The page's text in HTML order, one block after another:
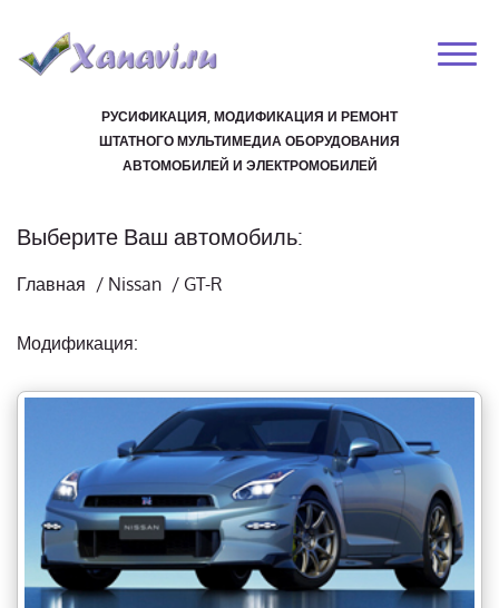
РУСИФИКАЦИЯ, МОДИФИКАЦИЯ И РЕМОНТ
ШТАТНОГО МУЛЬТИМЕДИА ОБОРУДОВАНИЯ
АВТОМОБИЛЕЙ И ЭЛЕКТРОМОБИЛЕЙ
Выберите Ваш автомобиль:
Главная / Nissan / GT-R
Модификация: